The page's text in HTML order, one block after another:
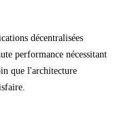
décentralisées
performance nécessitant
que l'architecture